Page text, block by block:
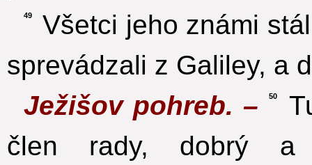
49
Všetci jeho známi
sprevádzali z Galiley, a
Ježišov pohreb. –
50
člen rady, dobrý a